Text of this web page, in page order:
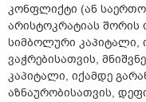
კონფლიქტი (ან
არისტოკრატიას
სიმბოლური კაპიტალი,
ვაჭრებისათვის,
კაპიტალი, იქამდე
აზნაურობისათვის,